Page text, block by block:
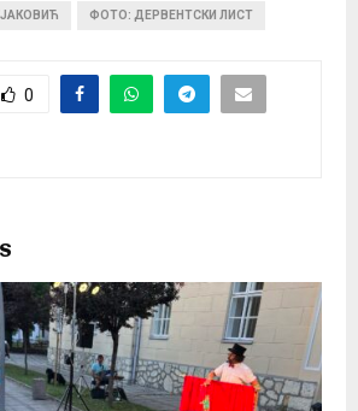
ФОТО: ДЕРВЕНТСКИ ЛИСТ
0